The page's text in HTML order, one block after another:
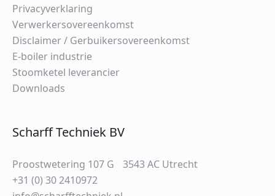
Privacyverklaring
Verwerkersovereenkomst
Disclaimer / Gerbuikersovereenkomst
E-boiler industrie
Stoomketel leverancier
Downloads
Scharff Techniek BV
Proostwetering 107 G 3543 AC Utrecht
+31 (0) 30 2410972